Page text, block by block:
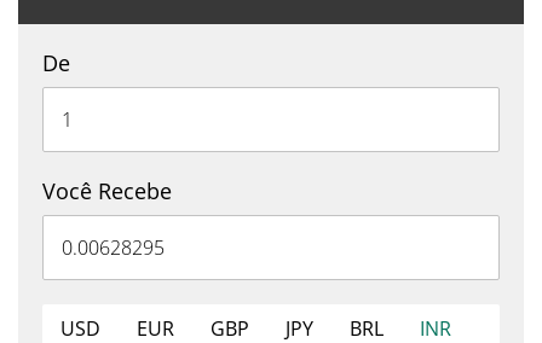
De
Você Recebe
USD EUR GBP JPY BRL
INR